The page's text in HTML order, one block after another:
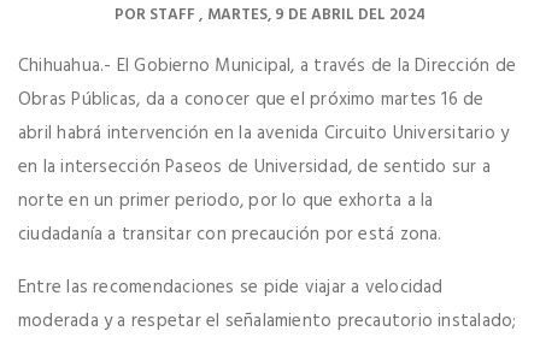
PORSTAFF MARTES, 9 DE ABRIL DEL 2024
Chihuahua.- El Gobierno Municipal, a través de la Dirección de
Obras Públicas, da a conocer que el próximo martes 16 de
abril habrá intervención en la avenida Circuito Universitario y
en la intersección Paseos de Universidad, de sentido sur a
norte en un primer periodo, por lo que exhorta a la
ciudadanía a transitar con precaución por está zona.
Entre las recomendaciones se pide viajar a velocidad
moderada y a respetar el señalamiento precautorio instalado;